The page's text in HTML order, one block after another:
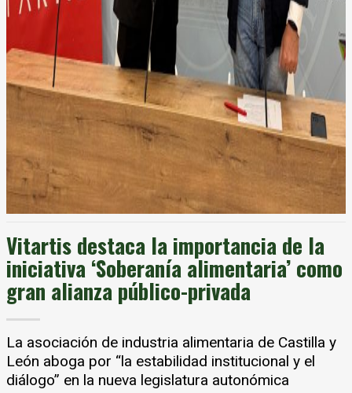
Vitartis destaca la importancia de la
iniciativa ‘Soberanía alimentaria’ como
gran alianza público-privada
La asociación de industria alimentaria de Castilla y
León aboga por “la estabilidad institucional y el
diálogo” en la nueva legislatura autonómica